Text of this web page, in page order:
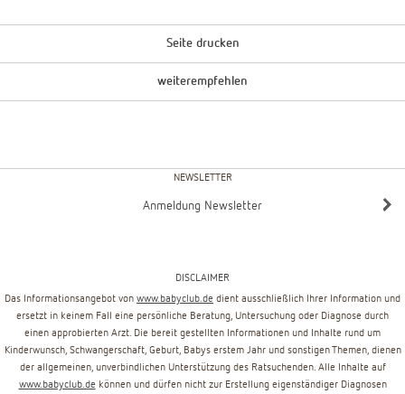
Seite drucken
weiterempfehlen
NEWSLETTER
Anmeldung Newsletter
DISCLAIMER
Das Informationsangebot von www.babyclub.de dient ausschließlich Ihrer Information und
ersetzt in keinem Fall eine persönliche Beratung, Untersuchung oder Diagnose durch
einen approbierten Arzt. Die bereit gestellten Informationen und Inhalte rund um
Kinderwunsch, Schwangerschaft, Geburt, Babys erstem Jahr und sonstigen Themen, dienen
der allgemeinen, unverbindlichen Unterstützung des Ratsuchenden. Alle Inhalte auf
www.babyclub.de können und dürfen nicht zur Erstellung eigenständiger Diagnosen